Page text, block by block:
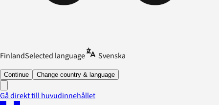
FinlandSelected language Svenska
Continue Change country & language
Gå direkt till huvudinnehållet